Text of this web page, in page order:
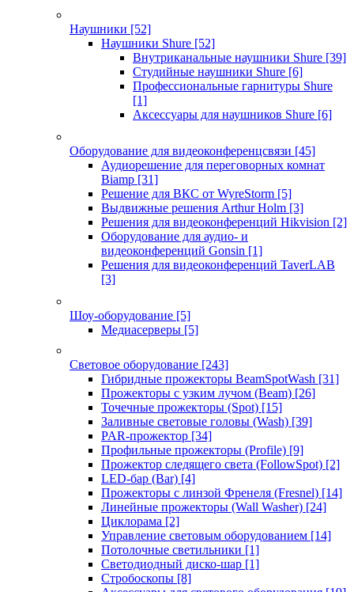
Наушники [52]
Наушники Shure [52]
Внутриканальные наушники Shure [39]
Студийные наушники Shure [6]
Профессиональные гарнитуры Shure
[1]
Аксессуары для наушников Shure [6]
Оборудование для видеоконференцсвязи [45]
Аудиорешение для переговорных комнат
Biamp [31]
Решение для ВКС от WyreStorm [5]
Выдвижные решения Arthur Holm [3]
Решения для видеоконференций Hikvision [2]
Оборудование для аудио- и
видеоконференций Gonsin [1]
Решения для видеоконференций TaverLAB
[3]
Шоу-оборудование [5]
Медиасерверы [5]
Световое оборудование [243]
Гибридные прожекторы BeamSpotWash [31]
Прожекторы с узким лучом (Beam) [26]
Точечные прожекторы (Spot) [15]
Заливные световые головы (Wash) [39]
PAR-прожектор [34]
Профильные прожекторы (Profile) [9]
Прожектор следящего света (FollowSpot) [2]
LED-бар (Bar) [4]
Прожекторы с линзой Френеля (Fresnel) [14]
Линейные прожекторы (Wall Washer) [24]
Циклорама [2]
Управление световым оборудованием [14]
Потолочные светильники [1]
Светодиодный диско-шар [1]
Стробоскопы [8]